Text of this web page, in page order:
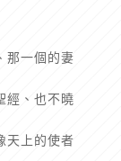
那一個的妻
經、也不曉
天上的使者